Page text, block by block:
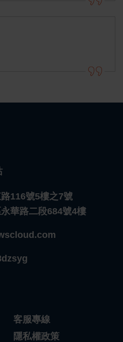
116號5樓之7號
華路二段684號4樓
客服專線
隱私權政策